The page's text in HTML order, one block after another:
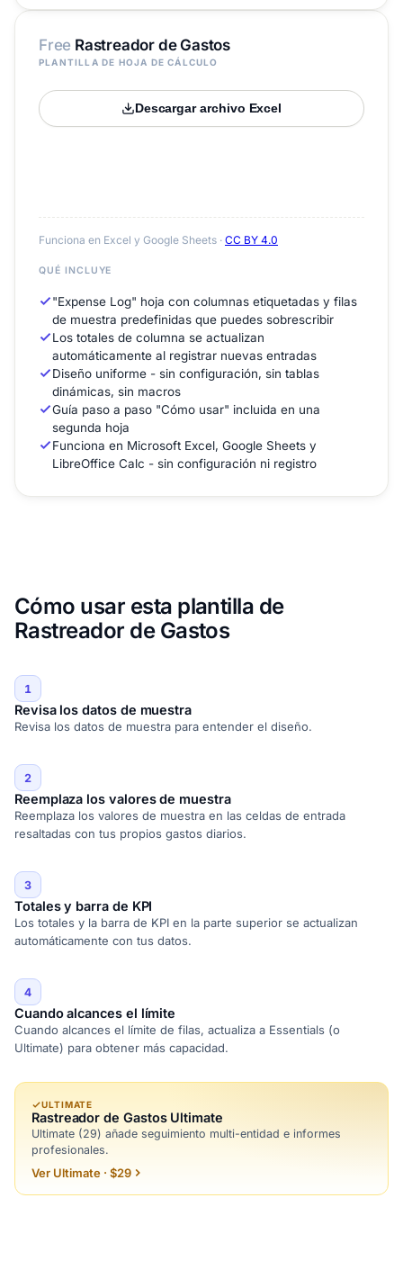
Free Rastreador de Gastos
PLANTILLA DE HOJA DE CÁLCULO
Descargar archivo Excel
Funciona en Excel y Google Sheets · CC BY 4.0
QUÉ INCLUYE
"Expense Log" hoja con columnas etiquetadas y filas
de muestra predefinidas que puedes sobrescribir
Los totales de columna se actualizan
automáticamente al registrar nuevas entradas
Diseño uniforme - sin configuración, sin tablas
dinámicas, sin macros
Guía paso a paso "Cómo usar" incluida en una
segunda hoja
Funciona en Microsoft Excel, Google Sheets y
LibreOffice Calc - sin configuración ni registro
Cómo usar esta plantilla de
Rastreador de Gastos
1
Revisa los datos de muestra
Revisa los datos de muestra para entender el diseño.
2
Reemplaza los valores de muestra
Reemplaza los valores de muestra en las celdas de entrada
resaltadas con tus propios gastos diarios.
3
Totales y barra de KPI
Los totales y la barra de KPI en la parte superior se actualizan
automáticamente con tus datos.
4
Cuando alcances el límite
Cuando alcances el límite de filas, actualiza a Essentials (o
Ultimate) para obtener más capacidad.
ULTIMATE
Rastreador de Gastos Ultimate
Ultimate (29) añade seguimiento multi-entidad e informes
profesionales.
Ver Ultimate · $29